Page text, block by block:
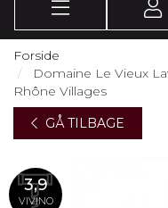
Forside
Domaine Le Vieux
Rhône Villages
GÅ TILBAGE
3,9
VIVINO